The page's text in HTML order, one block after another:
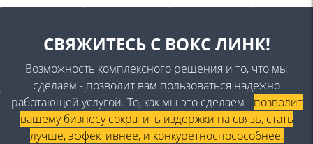
СВЯЖИТЕСЬС ВОКС ЛИНК!
Возможность комплексного решения и то, что мы
сделаем - позволит вам пользоваться надежно
работающей услугой. То, как мы это сделаем - позволит
вашему бизнесу сократить издержки на связь, стать
лучше, эффективнее, и конкуретноспосособнее.